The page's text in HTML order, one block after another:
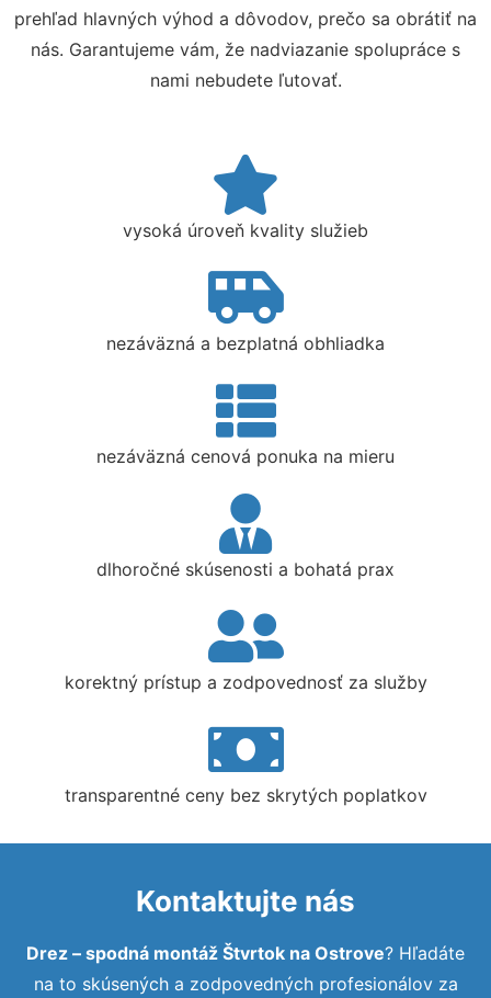
prehľad hlavných výhod a dôvodov, prečo sa obrátiť na
nás. Garantujeme vám, že nadviazanie spolupráce s
nami nebudete ľutovať.
vysoká úroveň kvality služieb
nezáväzná a bezplatná obhliadka
nezáväzná cenová ponuka na mieru
dlhoročné skúsenosti a bohatá prax
korektný prístup a zodpovednosť za služby
transparentné ceny bez skrytých poplatkov
Kontaktujte nás
Drez – spodná montáž Štvrtok na Ostrove? Hľadáte
na to skúsených a zodpovedných profesionálov za